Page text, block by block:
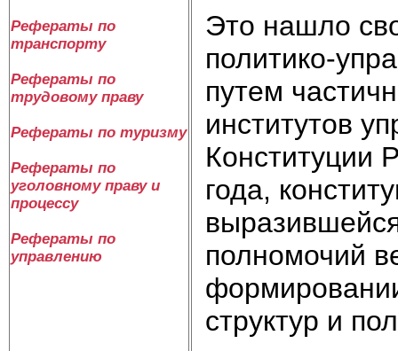
Рефераты по
транспорту
Рефераты по
трудовому праву
Рефераты по туризму
Рефераты по
уголовному праву и
процессу
Рефераты по
управлению
Это нашло
политико-
путем
институтов
Конституции
года,
полномочий
структур и